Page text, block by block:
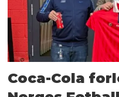
Coca-Cola